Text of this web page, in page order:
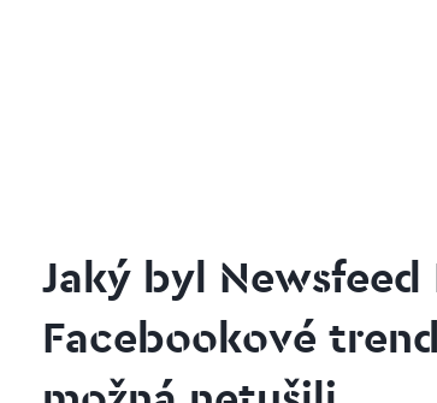
Jaký byl Newsfeed
Facebookové